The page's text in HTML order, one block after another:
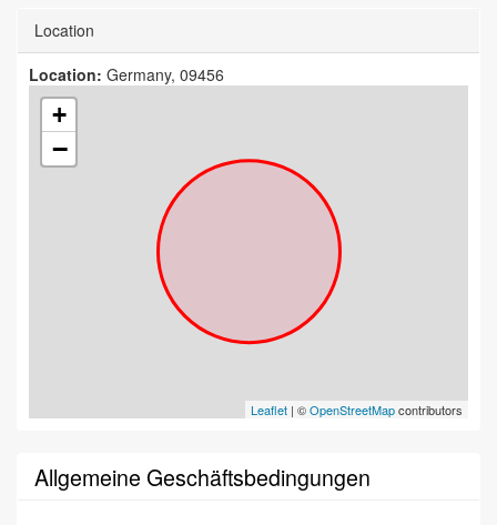
Location
Location: Germany, 09456
+
−
Leaflet | ©OpenStreetMapcontributors
Allgemeine Geschäftsbedingungen